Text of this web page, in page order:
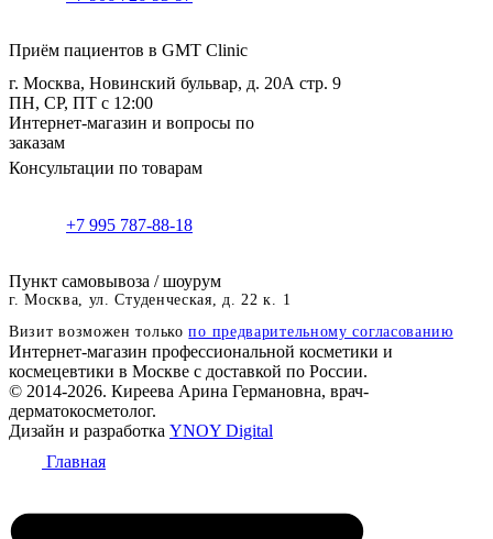
Приём пациентов в GMT Clinic
г. Москва, Новинский бульвар, д. 20А стр. 9
ПН, СР, ПТ с 12:00
Интернет-магазин и вопросы по
заказам
Консультации по товарам
+7 995 787-88-18
Пункт самовывоза / шоурум
г. Москва, ул. Студенческая, д. 22 к. 1
Визит возможен толькопо предварительному согласованию
Интернет-магазин профессиональной косметики и
космецевтики в Москве с доставкой по России.
© 2014-2026. Киреева Арина Германовна, врач-
дерматокосметолог.
Дизайн и разработка YNOY Digital
Главная